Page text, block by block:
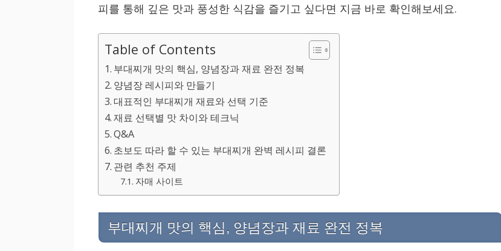
피를 통해 깊은 맛과 풍성한 식감을 즐기고 싶다면 지금 바로 확인해보세요.
Table of Contents
부대찌개 맛의 핵심, 양념장과 재료 완전 정복
양념장 레시피와 만들기
대표적인 부대찌개 재료와 선택 기준
재료 선택별 맛 차이와 테크닉
Q&A
초보도 따라 할 수 있는 부대찌개 완벽 레시피 결론
관련 추천 주제
자매 사이트
부대찌개 맛의 핵심, 양념장과 재료 완전 정복